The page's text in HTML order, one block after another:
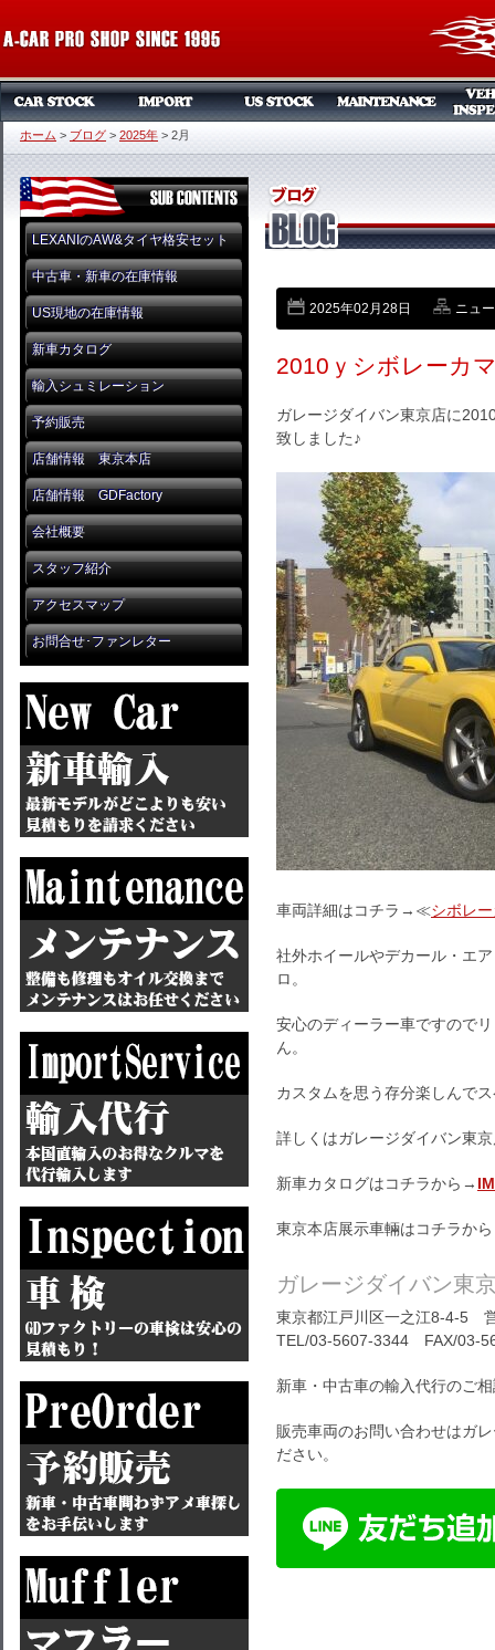
ホーム > ブログ > 2025年 > 2月
LEXANIのAW&タイヤ格安セット
中古車・新車の在庫情報
US現地の在庫情報
新車カタログ
輸入シュミレーション
予約販売
店舗情報 東京本店
店舗情報 GDFactory
会社概要
スタッフ紹介
アクセスマップ
お問合せ･ファンレター
2025年02月28日 ニュ
2010ｙシボレーカ
ガレージダイバン東京店に
致しました♪
車両詳細はコチラ→≪シボレ
社外ホイールやデカール・エ
ロ。
安心のディーラー車ですので
ん。
カスタムを思う存分楽しんで
詳しくはガレージダイバン東
新車カタログはコチラから→
東京本店展示車輛はコチラか
ガレージダイバン東
東京都江戸川区一之江8-4-5
TEL/03-5607-3344 FAX/03-
新車・中古車の輸入代行のご
販売車両のお問い合わせはガ
ださい。